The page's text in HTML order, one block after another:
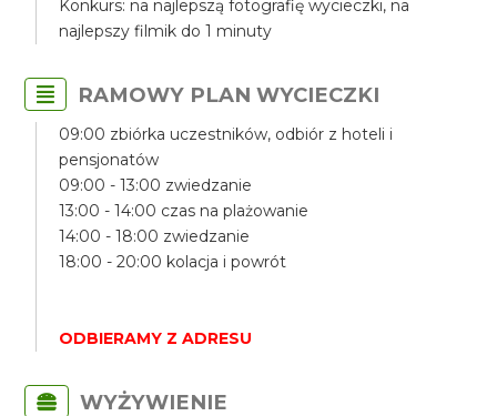
Konkurs: na najlepszą fotografię wycieczki, na
najlepszy filmik do 1 minuty
RAMOWY PLAN WYCIECZKI
09:00 zbiórka uczestników, odbiór z hoteli i
pensjonatów
09:00 - 13:00 zwiedzanie
13:00 - 14:00 czas na plażowanie
14:00 - 18:00 zwiedzanie
18:00 - 20:00 kolacja i powrót
ODBIERAMY Z ADRESU
WYŻYWIENIE